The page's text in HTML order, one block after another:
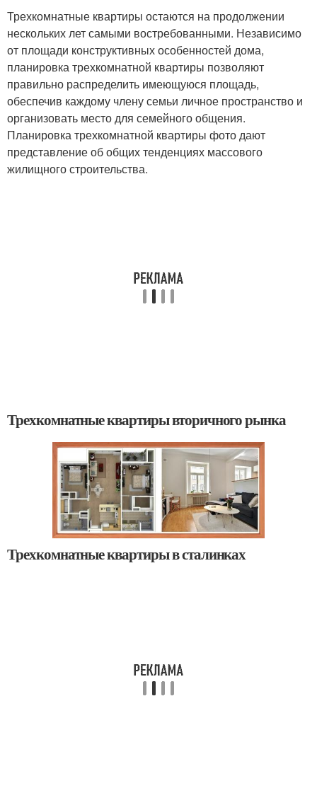
Трехкомнатные квартиры остаются на продолжении
нескольких лет самыми востребованными. Независимо
от площади конструктивных особенностей дома,
планировка трехкомнатной квартиры позволяют
правильно распределить имеющуюся площадь,
обеспечив каждому члену семьи личное пространство и
организовать место для семейного общения.
Планировка трехкомнатной квартиры фото дают
представление об общих тенденциях массового
жилищного строительства.
Трехкомнатные квартиры вторичного рынка
Трехкомнатные квартиры в сталинках